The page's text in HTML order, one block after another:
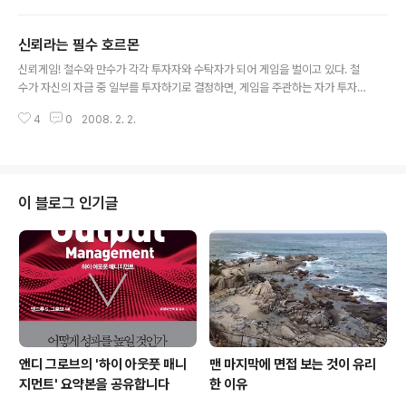
는 네가티브(Negative) 스트레스 이지만, 사업을 하면서 받는 스트레스는 내
가 나 스스로에게 주는 포지티브 (positive) 스트레스이니까요. 어떤 스트레스
가 좋을 것 같습니까?" 포지티브 스트레스 : 나 → 나 네가티브 스트레스 : ..
신뢰라는 필수 호르몬
신뢰게임! 철수와 만수가 각각 투자자와 수탁자가 되어 게임을 벌이고 있다. 철
수가 자신의 자금 중 일부를 투자하기로 결정하면, 게임을 주관하는 자가 투자
에게 돌려줄지 말지를 결정하는 것이 게임의 룰이다. 예를 들어 철수가 10만원
만수로부터 돈을 떼이지 않고 가능한 한 많은 돈을 돌려받으려면 어떻게 해야
할까? 신경경제학자인 작크(P. J. Zak)는 ‘신뢰’가 그 해답이라고 말한다. 그는
여러 명의 ..
4 0 2008. 2. 2.
이 블로그 인기글
앤디 그로브의 '하이 아웃풋 매니
지먼트' 요약본을 공유합니다
맨 마지막에 면접 보는 것이 유리
한 이유